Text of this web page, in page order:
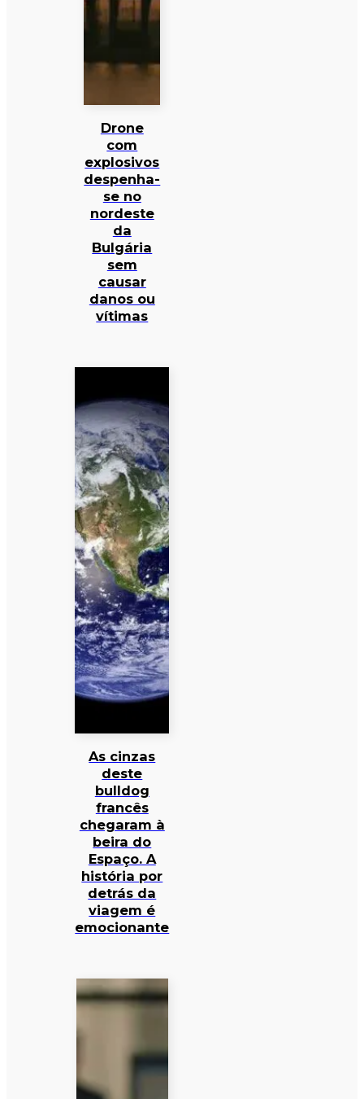
Drone
com
explosivos
despenha-
se no
nordeste
da
Bulgária
sem
causar
danos ou
vítimas
As cinzas
deste
bulldog
francês
chegaram à
beira do
Espaço. A
história por
detrás da
viagem é
emocionante